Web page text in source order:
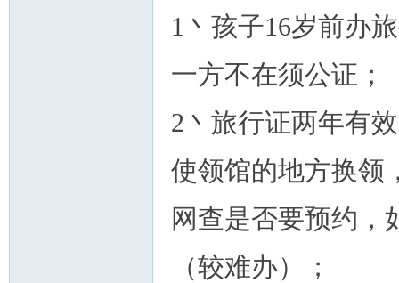
1丶孩子16岁前办
一方不在须公证；
2丶旅行证两年有
使领馆的地方换领
网查是否要预约，
（较难办）；